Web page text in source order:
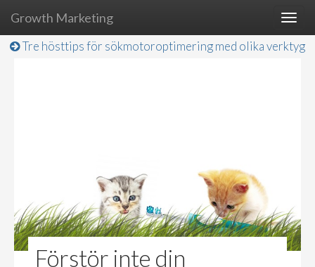
Growth Marketing
Tre hösttips för sökmotoroptimering med olika verktyg
Förstör inte din